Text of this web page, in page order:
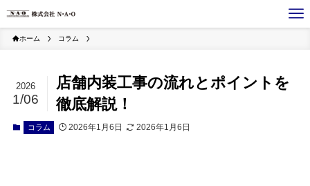
ホーム コラム
店舗内装工事の流れとポイントを
徹底解説！
2026
1/06
コラム 2026年1月6日 2026年1月6日